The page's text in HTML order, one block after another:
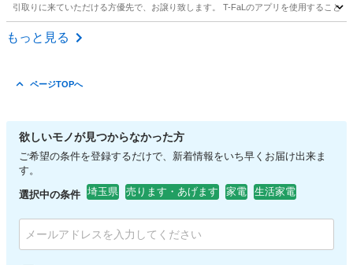
引取りに来ていただける方優先で、お譲り致します。 T-FaLのアプリを使用すること
埼玉 さいたま市
もっと見る
ページTOPへ
欲しいモノが見つからなかった方
ご希望の条件を登録するだけで、新着情報をいち早くお届け出来ま
す。
選択中の条件 埼玉県 売ります・あげます 家電 生活家電